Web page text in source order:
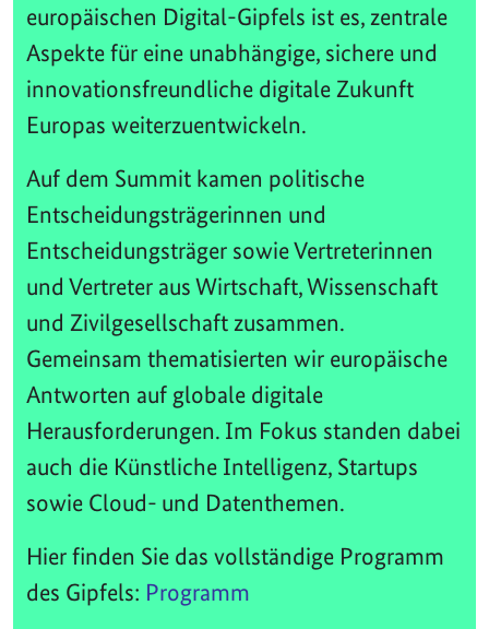
europäischen Digital-Gipfels ist es, zentrale
Aspekte für eine unabhängige, sichere und
innovationsfreundliche digitale Zukunft
Europas weiterzuentwickeln.
Auf dem Summit kamen politische
Entscheidungsträgerinnen und
Entscheidungsträger sowie Vertreterinnen
und Vertreter aus Wirtschaft, Wissenschaft
und Zivilgesellschaft zusammen.
Gemeinsam thematisierten wir europäische
Antworten auf globale digitale
Herausforderungen. Im Fokus standen dabei
auch die Künstliche Intelligenz, Startups
sowie Cloud- und Datenthemen.
Hier finden Sie das vollständige Programm
des Gipfels: Programm